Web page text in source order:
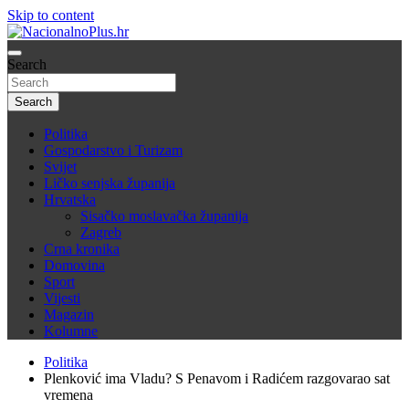
Skip to content
NacionalnoPlus.hr
Nacija želi znati više
Search
Search
Politika
Gospodarstvo i Turizam
Svijet
Ličko senjska županija
Hrvatska
Sisačko moslavačka županija
Zagreb
Crna kronika
Domovina
Sport
Vijesti
Magazin
Kolumne
Politika
Plenković ima Vladu? S Penavom i Radićem razgovarao sat
vremena